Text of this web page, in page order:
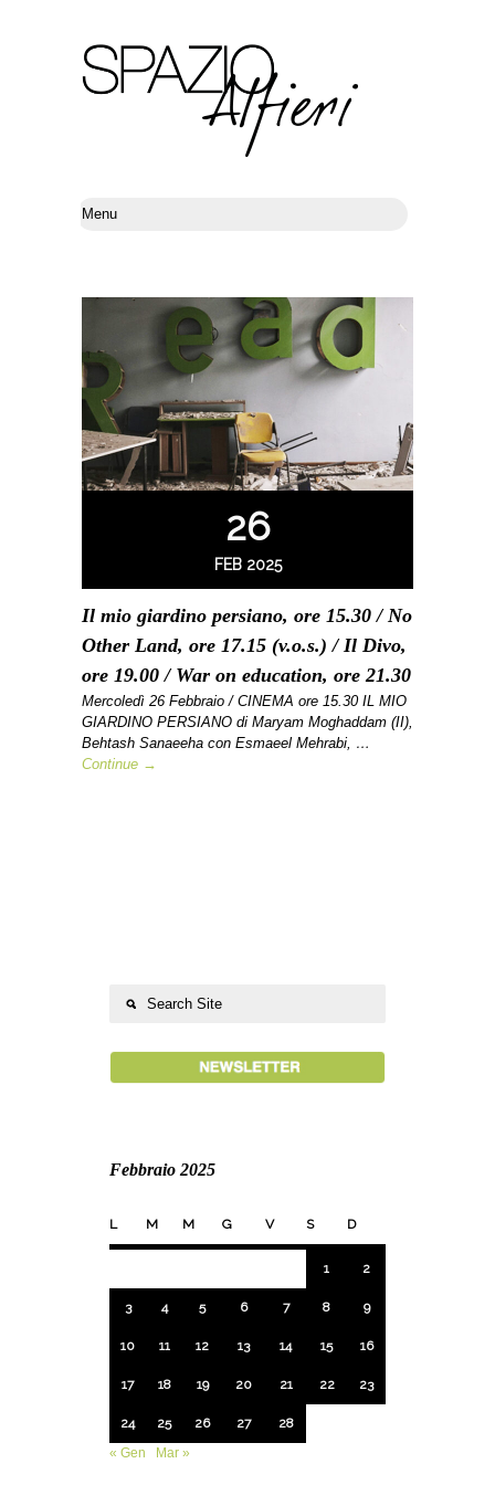
26
FEB 2025
Il mio giardino persiano, ore 15.30 / No
Other Land, ore 17.15 (v.o.s.) / Il Divo,
ore 19.00 / War on education, ore 21.30
Mercoledì 26 Febbraio / CINEMA ore 15.30 IL MIO
GIARDINO PERSIANO di Maryam Moghaddam (II),
Behtash Sanaeeha con Esmaeel Mehrabi, …
Continue →
Febbraio 2025
L M M G V S D
1 2
3 4 5 6 7 8 9
10 11 12 13 14 15 16
17 18 19 20 21 22 23
24 25 26 27
28
« Gen
Mar »